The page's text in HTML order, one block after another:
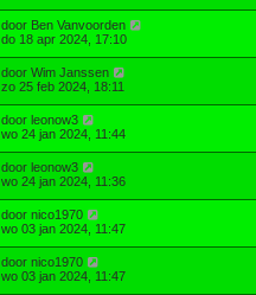
door Ben Vanvoorden
do 18 apr 2024, 17:10
door Wim Janssen
zo 25 feb 2024, 18:11
door leonow3
wo 24 jan 2024, 11:44
door leonow3
wo 24 jan 2024, 11:36
door nico1970
wo 03 jan 2024, 11:47
door nico1970
wo 03 jan 2024, 11:47